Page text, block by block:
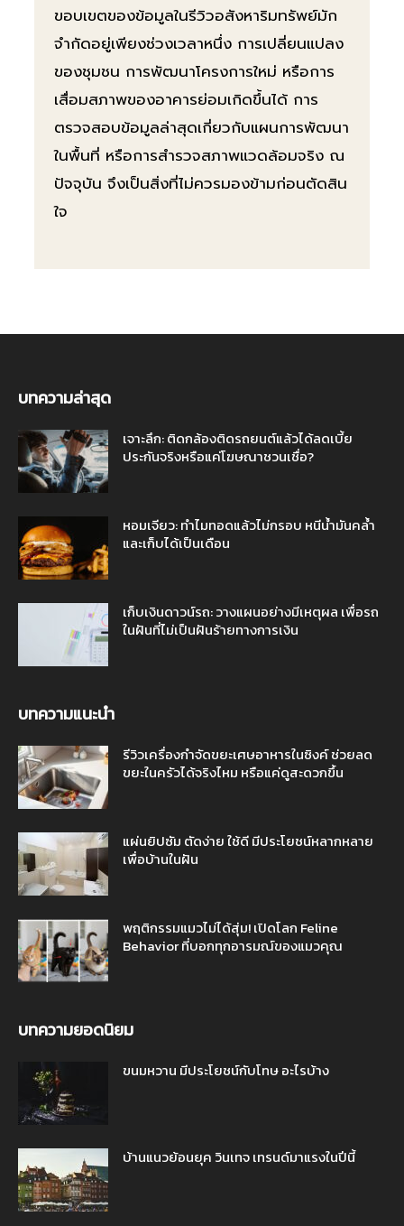
ขอบเขตของข้อมูลในรีวิวอสังหาริมทรัพย์มัก
จำกัดอยู่เพียงช่วงเวลาหนึ่ง การเปลี่ยนแปลง
ของชุมชน การพัฒนาโครงการใหม่ หรือการ
เสื่อมสภาพของอาคารย่อมเกิดขึ้นได้ การ
ตรวจสอบข้อมูลล่าสุดเกี่ยวกับแผนการพัฒนา
ในพื้นที่ หรือการสำรวจสภาพแวดล้อมจริง ณ
ปัจจุบัน จึงเป็นสิ่งที่ไม่ควรมองข้ามก่อนตัดสิน
ใจ
บทความล่าสุด
เจาะลึก: ติดกล้องติดรถยนต์แล้วได้ลดเบี้ย
ประกันจริงหรือแค่โฆษณาชวนเชื่อ?
หอมเจียว: ทำไมทอดแล้วไม่กรอบ หนีน้ำมันคล้ำ
และเก็บได้เป็นเดือน
เก็บเงินดาวน์รถ: วางแผนอย่างมีเหตุผล เพื่อรถ
ในฝันที่ไม่เป็นฝันร้ายทางการเงิน
บทความแนะนำ
รีวิวเครื่องกำจัดขยะเศษอาหารในซิงค์ ช่วยลด
ขยะในครัวได้จริงไหม หรือแค่ดูสะดวกขึ้น
แผ่นยิปซัม ตัดง่าย ใช้ดี มีประโยชน์หลากหลาย
เพื่อบ้านในฝัน
พฤติกรรมแมวไม่ได้สุ่ม! เปิดโลก Feline
Behavior ที่บอกทุกอารมณ์ของแมวคุณ
บทความยอดนิยม
ขนมหวาน มีประโยชน์กับโทษ อะไรบ้าง
บ้านแนวย้อนยุค วินเทจ เทรนด์มาแรงในปีนี้